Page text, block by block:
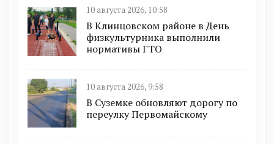
10 августа 2026, 10:58
В Клинцовском районе в День
физкультурника выполнили
нормативы ГТО
10 августа 2026, 9:58
В Суземке обновляют дорогу по
переулку Первомайскому